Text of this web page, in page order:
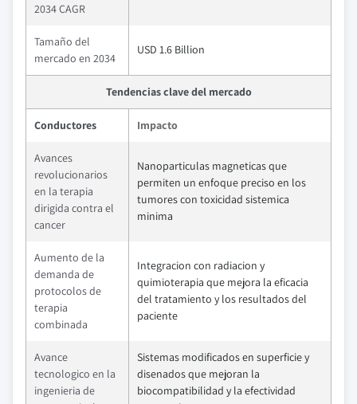
2034 CAGR
Tamaño del
mercado en 2034
USD 1.6 Billion
Tendencias clave del mercado
Conductores Impacto
Avances
revolucionarios
en la terapia
dirigida contra el
cancer
Nanoparticulas magneticas que
permiten un enfoque preciso en los
tumores con toxicidad sistemica
minima
Aumento de la
demanda de
protocolos de
terapia
combinada
Integracion con radiacion y
quimioterapia que mejora la eficacia
del tratamiento y los resultados del
paciente
Avance
tecnologico en la
ingenieria de
Sistemas modificados en superficie y
disenados que mejoran la
biocompatibilidad y la efectividad